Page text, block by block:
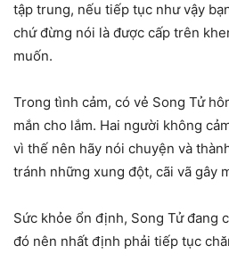
tập trung, nếu tiếp tục như vậy
chứ đừng nói là được cấp trên
muốn.
Trong tình cảm, có vẻ Song Tử
mắn cho lắm. Hai người không
vì thế nên hãy nói chuyện và
tránh những xung đột, cãi vã gây
Sức khỏe ổn định, Song Tử đang
đó nên nhất định phải tiếp tục